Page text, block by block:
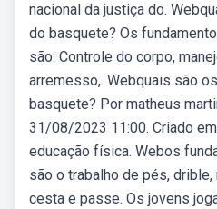
nacional da justiça do.
do basquete? Os
são: Controle do corpo,
arremesso,. Webquais são
basquete? Por matheus
31/08/2023 11:00. Criado
educação física. Webos
são o trabalho de pés,
cesta e passe. Os jovens